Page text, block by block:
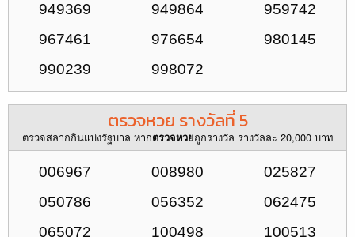
949369
949864
959742
967461
976654
980145
990239
998072
ตรวจหวย รางวัลที่ 5
ตรวจสลากกินแบ่งรัฐบาล หากตรวจหวยถูกรางวัล รางวัลละ 20,000 บาท
006967 008980
025827
050786
056352
062475
065072
100498
100513